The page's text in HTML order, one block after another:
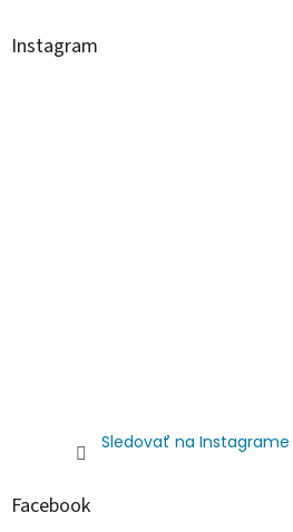
Instagram
Sledovať na Instagrame
Facebook